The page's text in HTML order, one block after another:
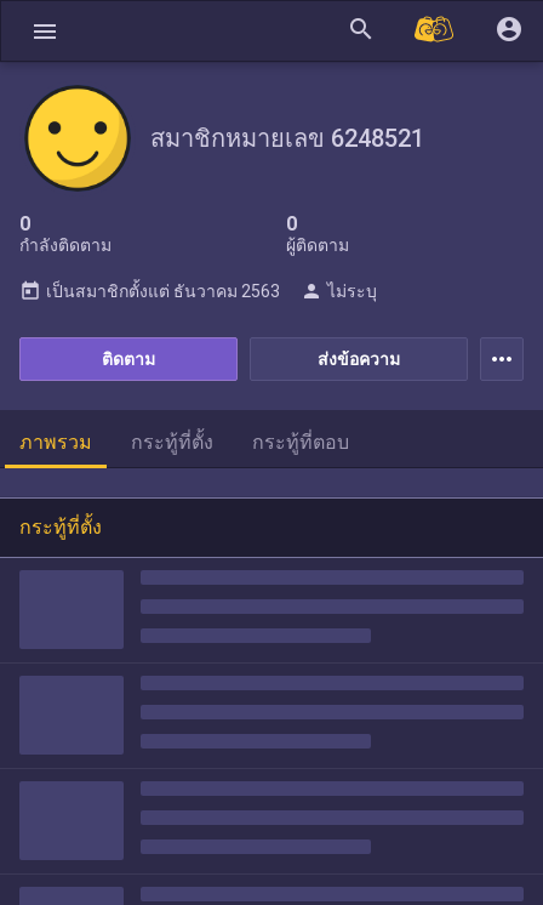
menu search account_circle
สมาชิกหมายเลข 6248521
0
กำลังติดตาม
0
ผู้ติดตาม
ส่งข้อความ
ติดตาม
today เป็นสมาชิกตั้งแต่ ธันวาคม 2563 person ไม่ระบุ
more_horiz
ภาพรวม กระทู้ที่ตั้ง กระทู้ที่ตอบ
กระทู้ที่ตั้ง